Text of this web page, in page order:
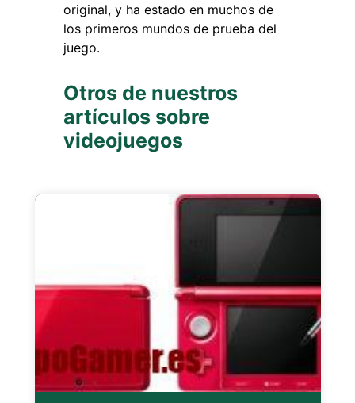
original, y ha estado en muchos de
los primeros mundos de prueba del
juego.
Otros de nuestros
artículos sobre
videojuegos